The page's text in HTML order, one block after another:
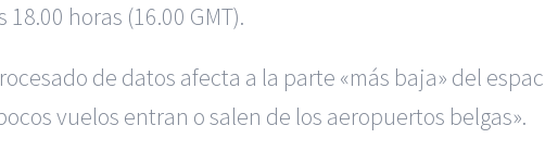
horas (16.00 GMT).
de datos afecta a la parte «más baja» del
vuelos entran o salen de los aeropuertos belgas».